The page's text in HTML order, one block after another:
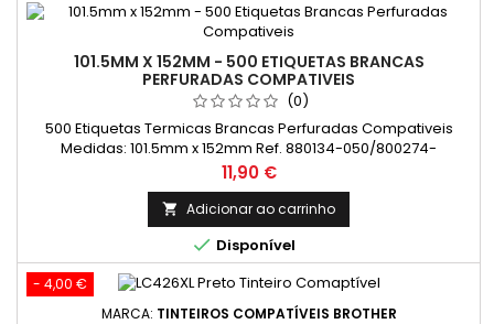
101.5MM X 152MM - 500 ETIQUETAS BRANCAS
PERFURADAS COMPATIVEIS
(0)
500 Etiquetas Termicas Brancas Perfuradas Compativeis
Medidas: 101.5mm x 152mm Ref. 880134-050/800274-
205/3005676/880026-050
Preço
11,90 €
 Adicionar ao carrinho
 Disponível
- 4,00 €
MARCA: TINTEIROS COMPATÍVEIS BROTHER